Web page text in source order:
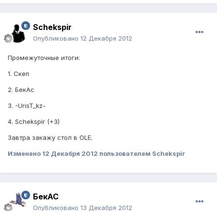
Schekspir
Опубликовано 12 Декабря 2012
Промежуточные итоги:
1. Скеп
2. БекАс
3. -UrisT_kz-
4. Schekspir (+3)
Завтра закажу стол в OLE.
Изменено 12 Декабря 2012 пользователем Schekspir
БекАС
Опубликовано 13 Декабря 2012